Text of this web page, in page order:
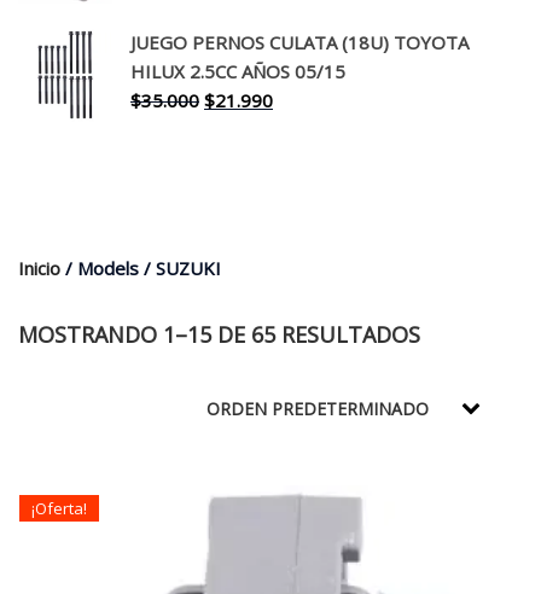
original
era:
$30.000.
actual
es:
$17.990.
JUEGO PERNOS CULATA (18U) TOYOTA
HILUX 2.5CC AÑOS 05/15
$35.000 El
$21.990El
Inicio / Models / SUZUKI
MOSTRANDO 1–15 DE 65 RESULTADOS
¡Oferta!